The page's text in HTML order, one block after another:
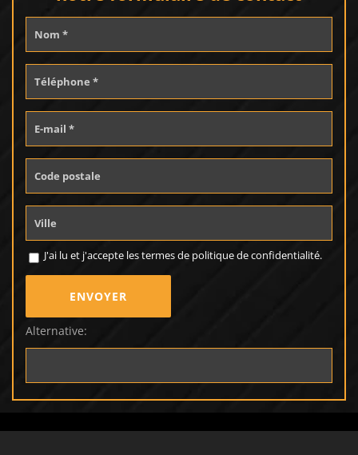
J'ai lu et j'accepte les termes de politique de confidentialité.
Alternative: